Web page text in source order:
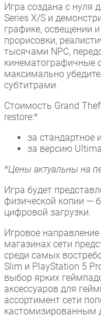
Игра создана с нуля
Series X/S и
графике, освещении
прорисовки,
тысячами NPC,
кинематографичные
максимально
субтитрами.
Стоимость Grand
restore:*
за стандартное
за версию
*Цены актуальны на
Игра будет
физической копии —
цифровой загрузки.
Игровое
магазинах сети
среди самых
Slim и PlayStation 5
выбор ярких
аксессуаров для
ассортимент сети
кастомизированным